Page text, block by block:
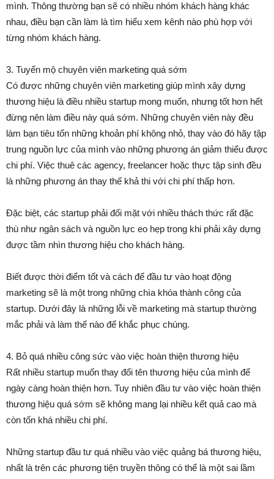
mình. Thông thường bạn sẽ có nhiều nhóm khách hàng khác
nhau, điều bạn cần làm là tìm hiểu xem kênh nào phù hợp với
từng nhóm khách hàng.
3. Tuyển mộ chuyên viên marketing quá sớm
Có được những chuyên viên marketing giúp mình xây dựng
thương hiệu là điều nhiều startup mong muốn, nhưng tốt hơn hết
đừng nên làm điều này quá sớm. Những chuyên viên này đều
làm bạn tiêu tốn những khoản phí không nhỏ, thay vào đó hãy tập
trung nguồn lực của mình vào những phương án giảm thiểu được
chi phí. Việc thuê các agency, freelancer hoặc thực tập sinh đều
là những phương án thay thế khả thi với chi phí thấp hơn.
Đặc biệt, các startup phải đối mặt với nhiều thách thức rất đặc
thù như ngân sách và nguồn lực eo hẹp trong khi phải xây dựng
được tầm nhìn thương hiệu cho khách hàng.
Biết được thời điểm tốt và cách để đầu tư vào hoạt động
marketing sẽ là một trong những chìa khóa thành công của
startup. Dưới đây là những lỗi về marketing mà startup thường
mắc phải và làm thế nào để khắc phục chúng.
4. Bỏ quá nhiều công sức vào việc hoàn thiện thương hiệu
Rất nhiều startup muốn thay đổi tên thương hiệu của mình để
ngày càng hoàn thiện hơn. Tuy nhiên đầu tư vào việc hoàn thiện
thương hiệu quá sớm sẽ không mang lại nhiều kết quả cao mà
còn tốn khá nhiều chi phí.
Những startup đầu tư quá nhiều vào việc quảng bá thương hiệu,
nhất là trên các phương tiện truyền thông có thể là một sai lầm